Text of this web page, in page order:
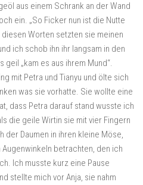
aus einem Schrank an der Wand
ein. „So Ficker nun ist die Nutte
Worten setzten sie meinen
ich schob ihn ihr langsam in den
geil „kam es aus ihrem Mund“.
mit Petra und Tianyu und ölte sich
was sie vorhatte. Sie wollte eine
dass Petra darauf stand wusste ich
die geile Wirtin sie mit vier Fingern
Daumen in ihren kleine Möse,
betrachten, den ich
Ich musste kurz eine Pause
stellte mich vor Anja, sie nahm